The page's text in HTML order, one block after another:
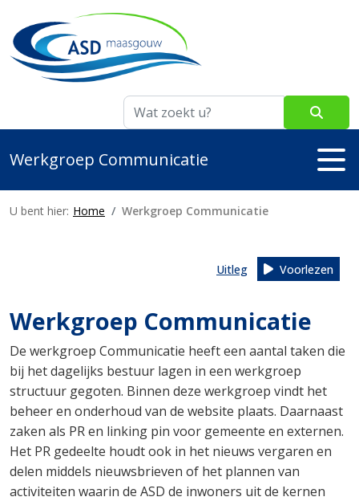
Werkgroep Communicatie
U bent hier: Home Werkgroep Communicatie
Uitleg Voorlezen
Werkgroep Communicatie
De werkgroep Communicatie heeft een aantal taken die
bij het dagelijks bestuur lagen in een werkgroep
structuur gegoten. Binnen deze werkgroep vindt het
beheer en onderhoud van de website plaats. Daarnaast
zaken als PR en linking pin voor gemeente en externen.
Het PR gedeelte houdt ook in het nieuws vergaren en
delen middels nieuwsbrieven of het plannen van
activiteiten waarin de ASD de inwoners uit de kernen